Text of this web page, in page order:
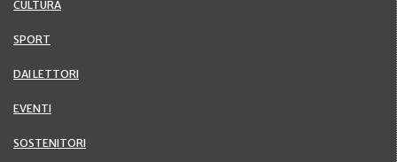
CULTURA
SPORT
DAI LETTORI
EVENTI
SOSTENITORI